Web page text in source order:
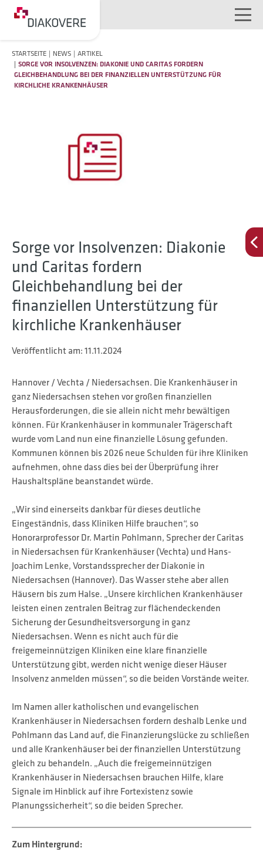
NAVIGATION ÜBERSPRINGEN
STARTSEITE NEWS
ARTIKEL
SORGE VOR INSOLVENZEN: DIAKONIE UND CARITAS FORDERN
GLEICHBEHANDLUNG BEI DER FINANZIELLEN UNTERSTÜTZUNG FÜR
KIRCHLICHE KRANKENHÄUSER
Sorge vor Insolvenzen: Diakonie
und Caritas fordern
Gleichbehandlung bei der
finanziellen Unterstützung für
kirchliche Krankenhäuser
Veröffentlicht am:11.11.2024
Hannover / Vechta / Niedersachsen. Die Krankenhäuser in
ganz Niedersachsen stehen vor großen finanziellen
Herausforderungen, die sie allein nicht mehr bewältigen
können. Für Krankenhäuser in kommunaler Trägerschaft
wurde vom Land nun eine finanzielle Lösung gefunden.
Kommunen können bis 2026 neue Schulden für ihre Kliniken
aufnehmen, ohne dass dies bei der Überprüfung ihrer
Haushaltspläne beanstandet würde.
„Wir sind einerseits dankbar für dieses deutliche
Eingeständnis, dass Kliniken Hilfe brauchen“, so
Honorarprofessor Dr. Martin Pohlmann, Sprecher der Caritas
in Niedersachsen für Krankenhäuser (Vechta) und Hans-
Joachim Lenke, Vorstandssprecher der Diakonie in
Niedersachsen (Hannover). Das Wasser stehe aber allen
Häusern bis zum Halse. „Unsere kirchlichen Krankenhäuser
leisten einen zentralen Beitrag zur flächendeckenden
Sicherung der Gesundheitsversorgung in ganz
Niedersachsen. Wenn es nicht auch für die
freigemeinnützigen Kliniken eine klare finanzielle
Unterstützung gibt, werden nicht wenige dieser Häuser
Insolvenz anmelden müssen“, so die beiden Vorstände weiter.
Im Namen aller katholischen und evangelischen
Krankenhäuser in Niedersachsen fordern deshalb Lenke und
Pohlmann das Land auf, die Finanzierungslücke zu schließen
und alle Krankenhäuser bei der finanziellen Unterstützung
gleich zu behandeln. „Auch die freigemeinnützigen
Krankenhäuser in Niedersachsen brauchen Hilfe, klare
Signale im Hinblick auf ihre Fortexistenz sowie
Planungssicherheit“, so die beiden Sprecher.
Zum Hintergrund: